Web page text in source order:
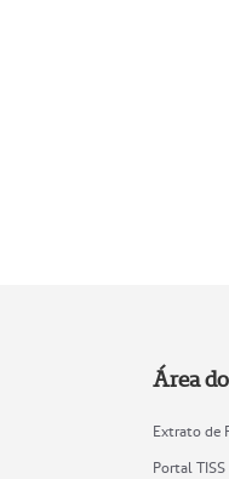
Área
Extrato de
Portal TISS